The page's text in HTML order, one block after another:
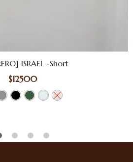
ISRAEL -Short
$12500